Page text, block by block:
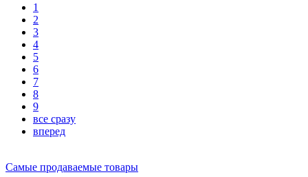
1
2
3
4
5
6
7
8
9
все сразу
вперед
Самые продаваемые товары